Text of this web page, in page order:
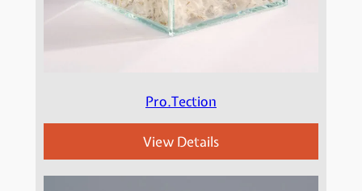
Pro.Tection
View Details